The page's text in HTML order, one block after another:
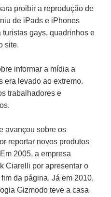
proibir a reprodução de
de iPads e iPhones
gays, quadrinhos e
site.
informar a mídia a
era levado ao extremo.
trabalhadores e
avançou sobre os
reportar novos produtos
2005, a empresa
Ciarelli por apresentar o
da página. Já em 2010,
Gizmodoteve a casa